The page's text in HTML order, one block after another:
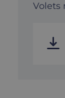
Volets